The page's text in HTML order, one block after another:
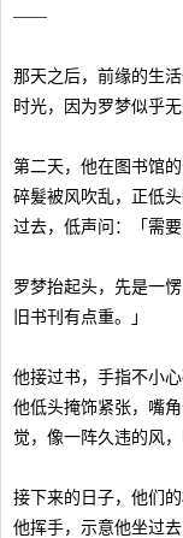
——
那天之后，前缘的生
时光，因为罗梦似乎无
第二天，他在图书馆
碎髮被风吹乱，正低
过去，低声问：「需要
罗梦抬起头，先是一
旧书刊有点重。」
他接过书，手指不小
他低头掩饰紧张，嘴
觉，像一阵久违的风
接下来的日子，他们
他挥手，示意他坐过